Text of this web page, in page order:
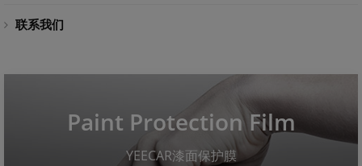
联系我们
Paint Protection Film
YEECAR漆面保护膜